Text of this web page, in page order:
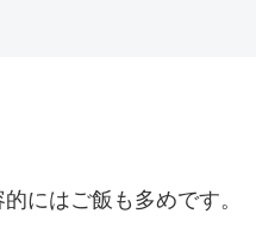
にはご飯も多めです。